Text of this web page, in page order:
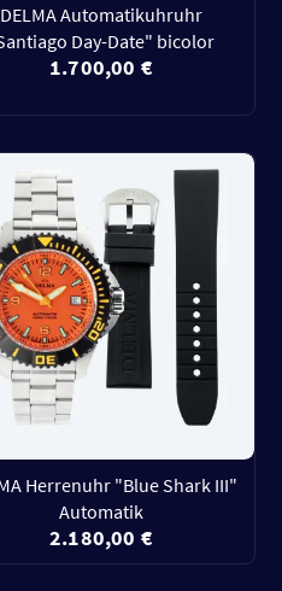
DELMA Automatikuhruhr
Day-Date" bicolor
1.700,00 €
Herrenuhr "Blue Shark III"
Automatik
2.180,00 €